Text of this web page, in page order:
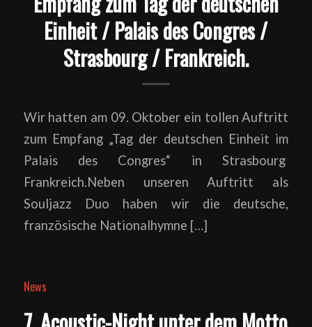
Einheit / Palais des Congres /
Strasbourg / Frankreich.
Wir hatten am 09. Oktober ein tollen Auftritt
zum Empfang „Tag der deutschen Einheit im
Palais des Congres“ in Strasbourg
Frankreich.Neben unseren Auftritt als
Souljazz Duo haben wir die deutsche,
französische Nationalhymne […]
News